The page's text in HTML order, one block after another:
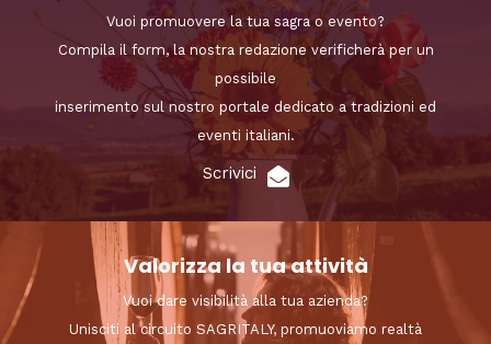
Vuoi promuovere la tua sagra o evento?
Compila il form, la nostra redazione verificherà per un
possibile
inserimento sul nostro portale dedicato a tradizioni ed
eventi italiani.
Scrivici
Valorizza la tua attività
Vuoi dare visibilità alla tua azienda?
Unisciti al circuito SAGRITALY, promuoviamo realtà